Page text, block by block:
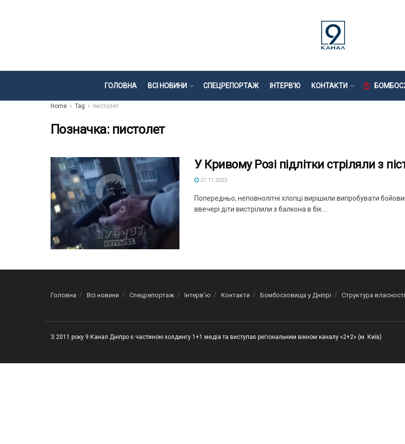
ГОЛОВНА ВСІ НОВИНИ СПЕЦРЕПОРТАЖ ІНТЕРВ’Ю КОНТАКТИ
Home Tag пистолет
Позначка: пистолет
У Кривому Розі підлітки стріляли з
27.11.2023
Попередньо, неповнолітні хлопці вирішили випробувати
ввечері діти вистрілили з балкона в бік ...
Головна Всі новини Спецрепортаж Інтерв’ю Контакти Бомбосховища у Дніпрі Структура власності
З 2011 року 9 Канал Дніпро є частиною холдингу 1+1 медіа та виступає регіональним вікном каналу «2+2» (м. Київ)